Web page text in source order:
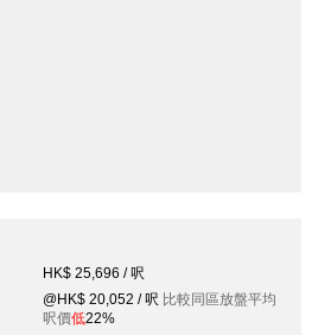
HK$ 25,696 / 呎
@HK$ 20,052 / 呎 比較同區放盤平均
呎價低22%